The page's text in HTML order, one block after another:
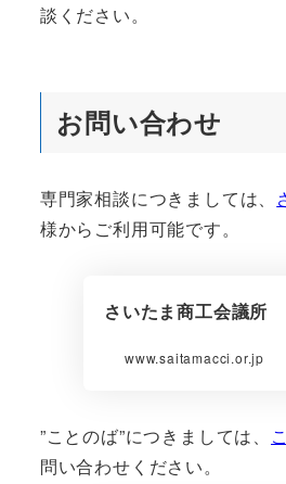
談ください。
お問い合わせ
専門家相談につきましては、
様からご利用可能です。
さいたま商工会議所
www.saitamacci.or.jp
”ことのば”につきましては、
問い合わせください。